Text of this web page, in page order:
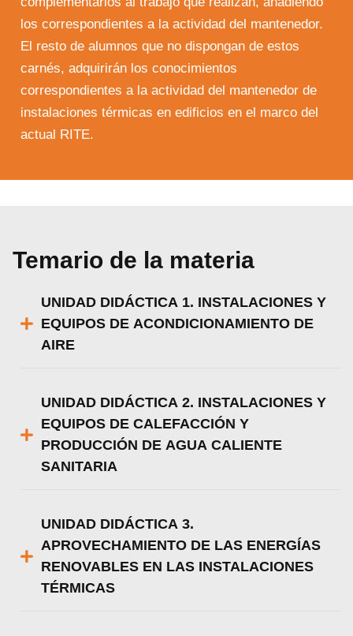
los correspondientes a la actividad del mantenedor.
El resto de alumnos que no dispongan de estos
carnés, adquirirán los conocimientos
correspondientes a la actividad del mantenedor de
instalaciones térmicas en edificios en el marco del
actual RITE.
Temario de la materia
UNIDAD DIDÁCTICA 1. INSTALACIONES Y
EQUIPOS DE ACONDICIONAMIENTO DE
AIRE
UNIDAD DIDÁCTICA 2. INSTALACIONES Y
EQUIPOS DE CALEFACCIÓN Y
PRODUCCIÓN DE AGUA CALIENTE
SANITARIA
UNIDAD DIDÁCTICA 3.
APROVECHAMIENTO DE LAS ENERGÍAS
RENOVABLES EN LAS INSTALACIONES
TÉRMICAS